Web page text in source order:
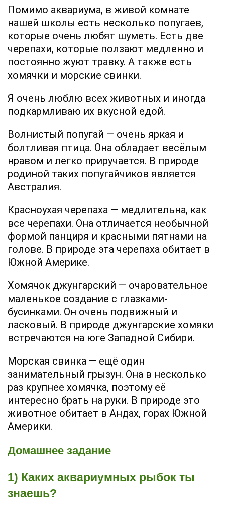
Помимо аквариума, в живой комнате
нашей школы есть несколько попугаев,
которые очень любят шуметь. Есть две
черепахи, которые ползают медленно и
постоянно жуют травку. А также есть
хомячки и морские свинки.
Я очень люблю всех животных и иногда
подкармливаю их вкусной едой.
Волнистый попугай — очень яркая и
болтливая птица. Она обладает весёлым
нравом и легко приручается. В природе
родиной таких попугайчиков является
Австралия.
Красноухая черепаха — медлительна, как
все черепахи. Она отличается необычной
формой панциря и красными пятнами на
голове. В природе эта черепаха обитает в
Южной Америке.
Хомячок джунгарский — очаровательное
маленькое создание с глазками-
бусинками. Он очень подвижный и
ласковый. В природе джунгарские хомяки
встречаются на юге Западной Сибири.
Морская свинка — ещё один
занимательный грызун. Она в несколько
раз крупнее хомячка, поэтому её
интересно брать на руки. В природе это
животное обитает в Андах, горах Южной
Америки.
Домашнее задание
1) Каких аквариумных рыбок ты
знаешь?